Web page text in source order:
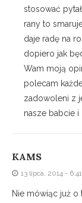
stosować
rany to
daje radę na
dopiero jak
Wam moją
polecam
zadowoleni z
nasze babcie i
KAMS
13 lipca, 2014 -
Nie mówiąc już